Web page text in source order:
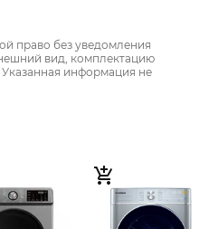
право без уведомления
вид, комплектацию
Указанная информация не